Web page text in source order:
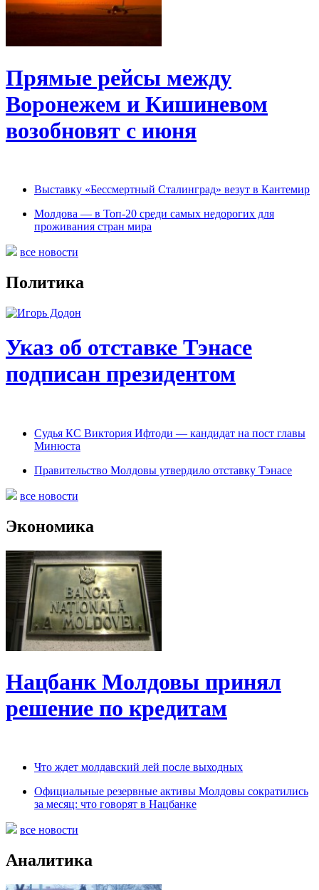
Прямые рейсы между
Воронежем и Кишиневом
возобновят с июня
Выставку «Бессмертный Сталинград» везут в Кантемир
Молдова — в Топ-20 среди самых недорогих для
проживания стран мира
все новости
Политика
Указ об отставке Тэнасе
подписан президентом
Судья КС Виктория Ифтоди — кандидат на пост главы
Минюста
Правительство Молдовы утвердило отставку Тэнасе
все новости
Экономика
Нацбанк Молдовы принял
решение по кредитам
Что ждет молдавский лей после выходных
Официальные резервные активы Молдовы сократились
за месяц: что говорят в Нацбанке
все новости
Аналитика